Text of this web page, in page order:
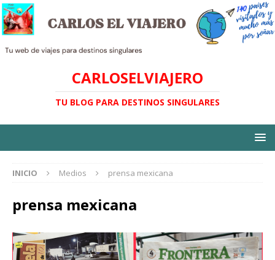
CARLOSELVIAJERO
TU BLOG PARA DESTINOS SINGULARES
INICIO Medios prensa mexicana
prensa mexicana